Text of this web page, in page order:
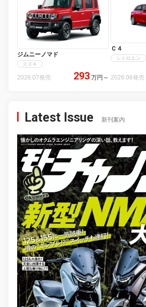
ジムニーノマド
スズキ
2026.07発売 293 万円 ～
Ｃ４
シトロエン
2026.06発売
Latest Issue 新刊案内